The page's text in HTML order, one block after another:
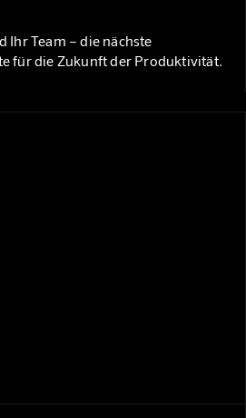
Ihr Team – die nächste
für die Zukunft der Produktivität.